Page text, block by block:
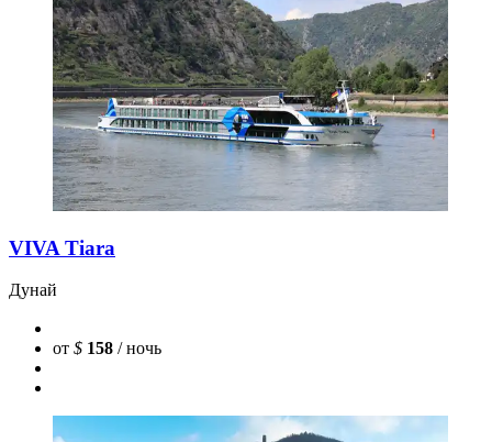
VIVA Tiara
Дунай
от $ 158 / ночь